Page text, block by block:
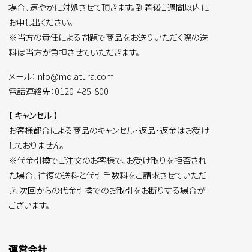
場合、速やかに対処させて頂きます。到着後１週間以内に
お申し出ください。
※当方の責任による問題で商品をお送りいただく際の送
料は当方が負担させていただきます。
メール：info@molatura.com
電話連絡先：0120-485-800
【 キャンセル 】
お客様都合による商品のキャンセル・返品・返金はお受け
しておりません。
※代金引換でご注文のお客様で、お受け取りを拒否され
た場合、往復の送料と代引手数料をご請求させていただ
き、次回からの代金引換でのお取引をお断りする場合が
ございます。